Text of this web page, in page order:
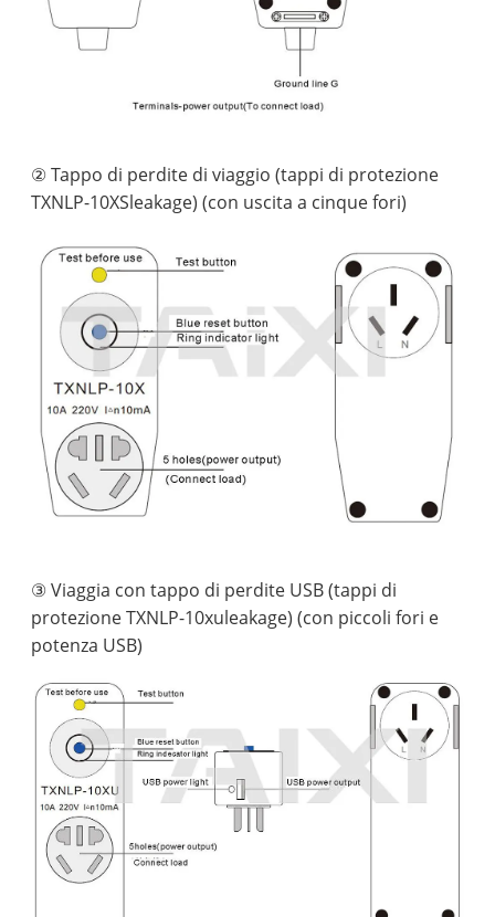
② Tappo di perdite di viaggio (tappi di protezione
TXNLP-10XSleakage) (con uscita a cinque fori)
③ Viaggia con tappo di perdite USB (tappi di
protezione TXNLP-10xuleakage) (con piccoli fori e
potenza USB)